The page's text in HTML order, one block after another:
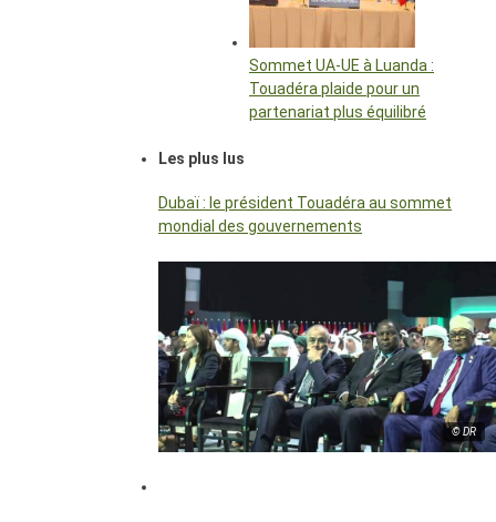
Sommet UA-UE à Luanda :
Touadéra plaide pour un
partenariat plus équilibré
Les plus lus
Dubaï : le président Touadéra au sommet
mondial des gouvernements
© DR